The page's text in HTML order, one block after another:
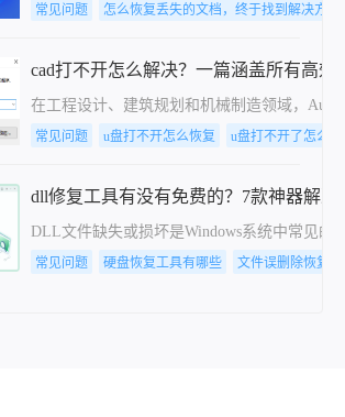
常见问题 怎么恢复丢失的文档，终于找到解决方法
cad打不开怎么解决？一篇涵盖所有高效
在工程设计、建筑规划和机械制造领域，
常见问题 u盘打不开怎么恢复 u盘打不开了怎么
dll修复工具有没有免费的？7款神器解决
DLL文件缺失或损坏是Windows系统中常见
常见问题 硬盘恢复工具有哪些 文件误删除恢复